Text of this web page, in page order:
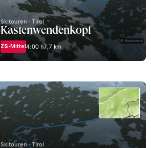
Skitouren · Tirol
Kastenwendenkopf
ZS-Mittel 4:00 h7,7 km
Skitouren · Tirol